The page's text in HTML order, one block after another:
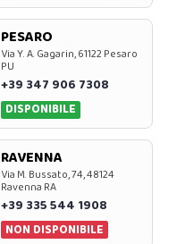
PESARO
Via Y. A. Gagarin, 61122 Pesaro
PU
+39 347 906 7308
DISPONIBILE
RAVENNA
Via M. Bussato, 74, 48124
Ravenna RA
+39 335 544 1908
NON DISPONIBILE